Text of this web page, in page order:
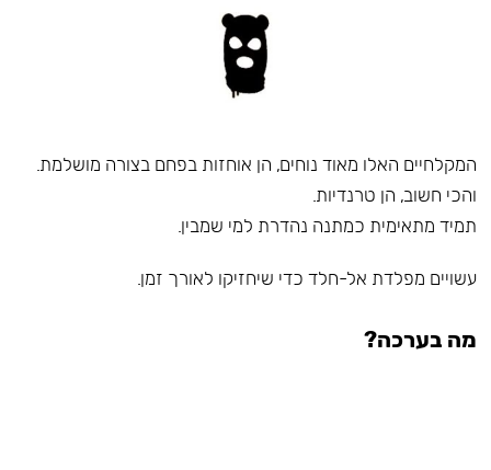
המקלחיים האלו מאוד נוחים, הן אוחזות בפחם בצורה מושלמת.
והכי חשוב, הן טרנדיות.
תמיד מתאימית כמתנה נהדרת למי שמבין.
עשויים מפלדת אל-חלד כדי שיחזיקו לאורך זמן.
מה בערכה?